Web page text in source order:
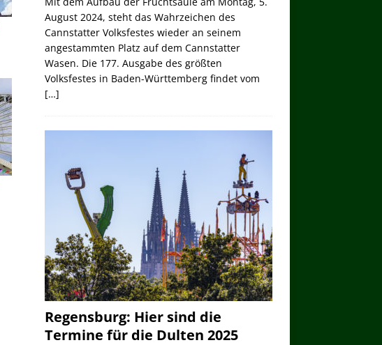
August 2024, steht das Wahrzeichen des
Cannstatter Volksfestes wieder an seinem
angestammten Platz auf dem Cannstatter
Wasen. Die 177. Ausgabe des größten
Volksfestes in Baden-Württemberg findet vom
[…]
Regensburg: Hier sind die
Termine für die Dulten 2025